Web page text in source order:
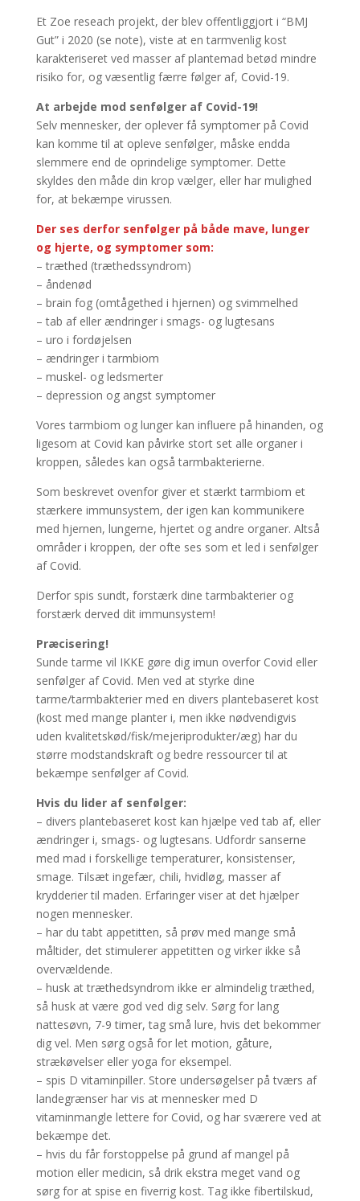
Et Zoe reseach projekt, der blev offentliggjort i “BMJ
Gut” i 2020 (se note), viste at en tarmvenlig kost
karakteriseret ved masser af plantemad betød mindre
risiko for, og væsentlig færre følger af, Covid-19.
At arbejde mod senfølger af Covid-19!
Selv mennesker, der oplever få symptomer på Covid
kan komme til at opleve senfølger, måske endda
slemmere end de oprindelige symptomer. Dette
skyldes den måde din krop vælger, eller har mulighed
for, at bekæmpe virussen.
Der ses derfor senfølger på både mave, lunger
og hjerte, og symptomer som:
– træthed (træthedssyndrom)
– åndenød
– brain fog (omtågethed i hjernen) og svimmelhed
– tab af eller ændringer i smags- og lugtesans
– uro i fordøjelsen
– ændringer i tarmbiom
– muskel- og ledsmerter
– depression og angst symptomer
Vores tarmbiom og lunger kan influere på hinanden, og
ligesom at Covid kan påvirke stort set alle organer i
kroppen, således kan også tarmbakterierne.
Som beskrevet ovenfor giver et stærkt tarmbiom et
stærkere immunsystem, der igen kan kommunikere
med hjernen, lungerne, hjertet og andre organer. Altså
områder i kroppen, der ofte ses som et led i senfølger
af Covid.
Derfor spis sundt, forstærk dine tarmbakterier og
forstærk derved dit immunsystem!
Præcisering!
Sunde tarme vil IKKE gøre dig imun overfor Covid eller
senfølger af Covid. Men ved at styrke dine
tarme/tarmbakterier med en divers plantebaseret kost
(kost med mange planter i, men ikke nødvendigvis
uden kvalitetskød/fisk/mejeriprodukter/æg) har du
større modstandskraft og bedre ressourcer til at
bekæmpe senfølger af Covid.
Hvis du lider af senfølger:
– divers plantebaseret kost kan hjælpe ved tab af, eller
ændringer i, smags- og lugtesans. Udfordr sanserne
med mad i forskellige temperaturer, konsistenser,
smage. Tilsæt ingefær, chili, hvidløg, masser af
krydderier til maden. Erfaringer viser at det hjælper
nogen mennesker.
– har du tabt appetitten, så prøv med mange små
måltider, det stimulerer appetitten og virker ikke så
overvældende.
– husk at træthedsyndrom ikke er almindelig træthed,
så husk at være god ved dig selv. Sørg for lang
nattesøvn, 7-9 timer, tag små lure, hvis det bekommer
dig vel. Men sørg også for let motion, gåture,
strækøvelser eller yoga for eksempel.
– spis D vitaminpiller. Store undersøgelser på tværs af
landegrænser har vis at mennesker med D
vitaminmangle lettere for Covid, og har sværere ved at
bekæmpe det.
– hvis du får forstoppelse på grund af mangel på
motion eller medicin, så drik ekstra meget vand og
sørg for at spise en fiverrig kost. Tag ikke fibertilskud,